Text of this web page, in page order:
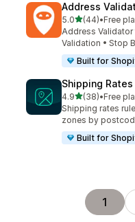
Address
5.0별 5개 중
(44)
총 리뷰 44개
•Free
Address
Validation • Stop
Built for
Shipping
4.9별 5개 중
(38)
총 리뷰 38개
•Free
Shipping rates
zones by
Built for
1